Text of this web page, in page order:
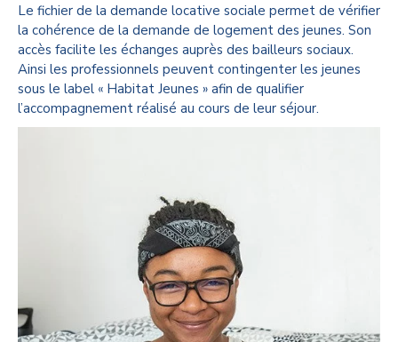
Le fichier de la demande locative sociale permet de vérifier
la cohérence de la demande de logement des jeunes. Son
accès facilite les échanges auprès des bailleurs sociaux.
Ainsi les professionnels peuvent contingenter les jeunes
sous le label « Habitat Jeunes » afin de qualifier
l’accompagnement réalisé au cours de leur séjour.